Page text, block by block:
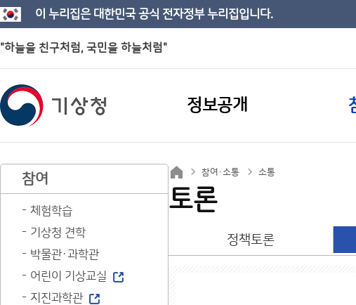
이 누리집은 대한민국 공식 전자정부 누리집입니다.
"하늘을 친구처럼, 국민을 하늘처럼"
정보공개
참여
체험학습
기상청 견학
박물관·과학관
어린이 기상교실
지진과학관
참여·소통 소통
토론
정책토론